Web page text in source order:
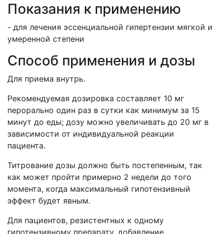
Показания к применению
- для лечения эссенциальной гипертензии мягкой и
умеренной степени
Способ применения и дозы
Для приема внутрь.
Рекомендуемая дозировка составляет 10 мг
перорально один раз в сутки как минимум за 15
минут до еды; дозу можно увеличивать до 20 мг в
зависимости от индивидуальной реакции
пациента.
Титрование дозы должно быть постепенным, так
как может пройти примерно 2 недели до того
момента, когда максимальный гипотензивный
эффект будет явным.
Для пациентов, резистентных к одному
гипотензивному препарату, добавление